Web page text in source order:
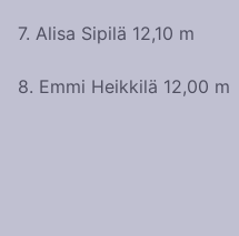
7. Alisa Sipilä 12,10 m
8. Emmi Heikkilä 12,00 m